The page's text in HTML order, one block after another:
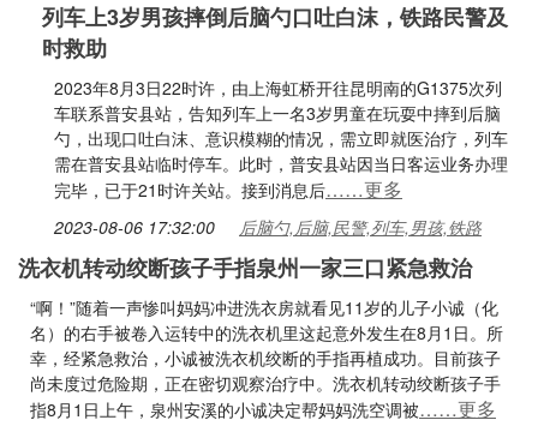
列车上3岁男孩摔倒后脑勺口吐白沫，铁路民警及
时救助
2023年8月3日22时许，由上海虹桥开往昆明南的G1375次列
车联系普安县站，告知列车上一名3岁男童在玩耍中摔到后脑
勺，出现口吐白沫、意识模糊的情况，需立即就医治疗，列车
需在普安县站临时停车。此时，普安县站因当日客运业务办理
完毕，已于21时许关站。接到消息后……更多
2023-08-06 17:32:00 后脑勺,后脑,民警,列车,男孩,铁路
洗衣机转动绞断孩子手指泉州一家三口紧急救治
“啊！”随着一声惨叫妈妈冲进洗衣房就看见11岁的儿子小诚（化
名）的右手被卷入运转中的洗衣机里这起意外发生在8月1日。所
幸，经紧急救治，小诚被洗衣机绞断的手指再植成功。目前孩子
尚未度过危险期，正在密切观察治疗中。洗衣机转动绞断孩子手
指8月1日上午，泉州安溪的小诚决定帮妈妈洗空调被……更多